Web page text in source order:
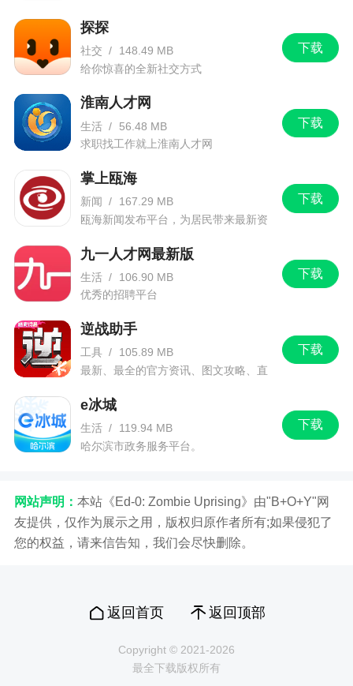
下载
探探
社交 /
148.49 MB
给你惊喜的全新社交方式
下载
淮南人才网
生活 /
56.48 MB
求职找工作就上淮南人才网
下载
掌上瓯海
新闻 /
167.29 MB
瓯海新闻发布平台，为居民带来最新资
下载
九一人才网最新版
生活 /
106.90 MB
优秀的招聘平台
下载
逆战助手
工具 /
105.89 MB
最新、最全的官方资讯、图文攻略、直
下载
e冰城
生活 /
119.94 MB
哈尔滨市政务服务平台。
网站声明： 本站《Ed-0: Zombie Uprising》由"B+O+Y"网
友提供，仅作为展示之用，版权归原作者所有;如果侵犯了
您的权益，请来信告知，我们会尽快删除。
返回首页 返回顶部
Copyright © 2021-2026
最全下载版权所有